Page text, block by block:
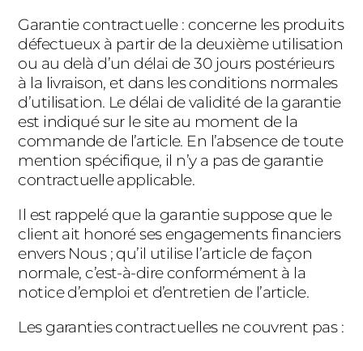
Garantie contractuelle : concerne les produits
défectueux à partir de la deuxième utilisation
ou au delà d’un délai de 30 jours postérieurs
à la livraison, et dans les conditions normales
d’utilisation. Le délai de validité de la garantie
est indiqué sur le site au moment de la
commande de l’article. En l’absence de toute
mention spécifique, il n’y a pas de garantie
contractuelle applicable.
Il est rappelé que la garantie suppose que le
client ait honoré ses engagements financiers
envers Nous ; qu’il utilise l’article de façon
normale, c’est-à-dire conformément à la
notice d’emploi et d’entretien de l’article.
Les garanties contractuelles ne couvrent pas :